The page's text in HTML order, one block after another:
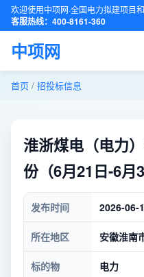
欢迎使用中项网·全国电力拟建项目
客服热线：400-8161-360
中项网
首页 / 招投标信息
淮浙煤电（电力
份（6月21日-6月
发布时间 2026-06-
所在地区 安徽淮南
标的物 电力